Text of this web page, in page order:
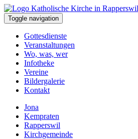
Toggle navigation
Gottesdienste
Veranstaltungen
Wo, was, wer
Infotheke
Vereine
Bildergalerie
Kontakt
Jona
Kempraten
Rapperswil
Kirchgemeinde